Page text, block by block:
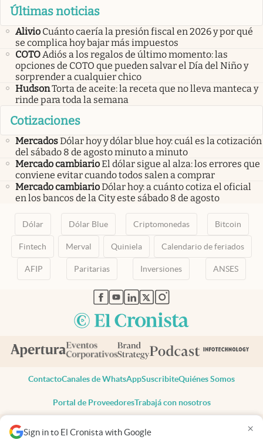
Sign in to El Cronista with Google ×
Últimas noticias
Alivio Cuánto caería la presión fiscal en 2026 y por qué
se complica hoy bajar más impuestos
COTOAdiós a los regalos de último momento: las
opciones de COTO que pueden salvar el Día del Niño y
sorprender a cualquier chico
HudsonTorta de aceite: la receta que no lleva manteca y
rinde para toda la semana
Cotizaciones
MercadosDólar hoy y dólar blue hoy: cuál es la cotización
del sábado 8 de agosto minuto a minuto
Mercado cambiarioEl dólar sigue al alza: los errores que
conviene evitar cuando todos salen a comprar
Mercado cambiarioDólar hoy: a cuánto cotiza el oficial
en los bancos de la City este sábado 8 de agosto
Dólar Dólar Blue Criptomonedas Bitcoin
Fintech Merval Quiniela Calendario de feriados
AFIP Paritarias Inversiones ANSES
abre en nueva pestaña
abre en nueva pestaña
abre en nueva pestaña
abre en nueva pestaña
abre en nueva pestaña
ContactoCanales de WhatsAppSuscribiteQuiénes Somos
Portal de ProveedoresTrabajá con nosotros
Todos los derechos reservados